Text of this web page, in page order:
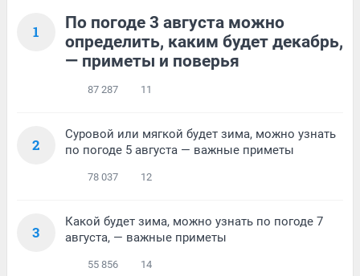
1
По погоде 3 августа можно
определить, каким будет декабрь,
— приметы и поверья
87 287 11
2
Суровой или мягкой будет зима, можно узнать
по погоде 5 августа — важные приметы
78 037 12
3
Какой будет зима, можно узнать по погоде 7
августа, — важные приметы
55 856 14